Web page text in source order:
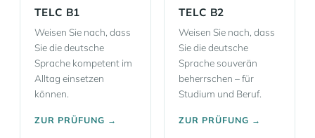
TELC B1
Weisen Sie nach, dass
Sie die deutsche
Sprache kompetent im
Alltag einsetzen
können.
ZUR PRÜFUNG →
TELC B2
Weisen Sie nach, dass
Sie die deutsche
Sprache souverän
beherrschen – für
Studium und Beruf.
ZUR PRÜFUNG →